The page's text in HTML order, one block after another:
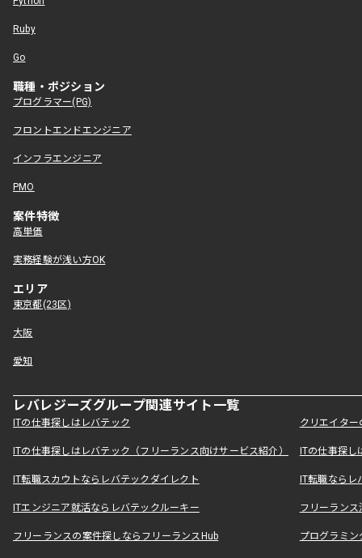
Ruby
Go
職種・ポジション
プログラマー(PG)
フロントエンドエンジニア
インフラエンジニア
PMO
案件特徴
高単価
実務経験が浅い方OK
エリア
東京都(23区)
大阪
愛知
レバレジーズグループ関連サイト一覧
ITの仕事探しはレバテック クリエイタ
ITの仕事探しはレバテック（フリーランス向けサービス紹介） ITの仕事探
IT転職スカウトならレバテックダイレクト IT転職なら
ITエンジニア就活ならレバテックルーキー フリーラン
フリーランスの案件探しならフリーランスHub プログラミ